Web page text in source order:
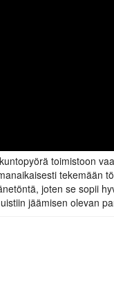
toimistoon
tekemään
joten se sopii
jäämisen olevan